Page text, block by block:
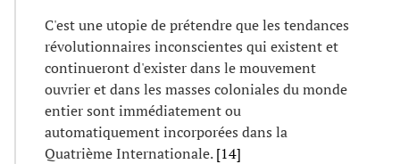
C'est une utopie de prétendre que les tendances
révolutionnaires inconscientes qui existent et
continueront d'exister dans le mouvement
ouvrier et dans les masses coloniales du monde
entier sont immédiatement ou
automatiquement incorporées dans la
Quatrième Internationale.[14]